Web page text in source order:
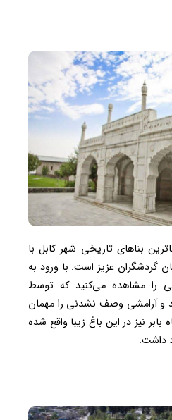
بناهای تاریخی شهر کابل با
گردشگران عزیز است. با ورود به
را مشاهده می‌کنید که توسط
و آرامشی وصف نشدنی را مهمان
نیز در این باغ زیبا واقع شده
داشت.